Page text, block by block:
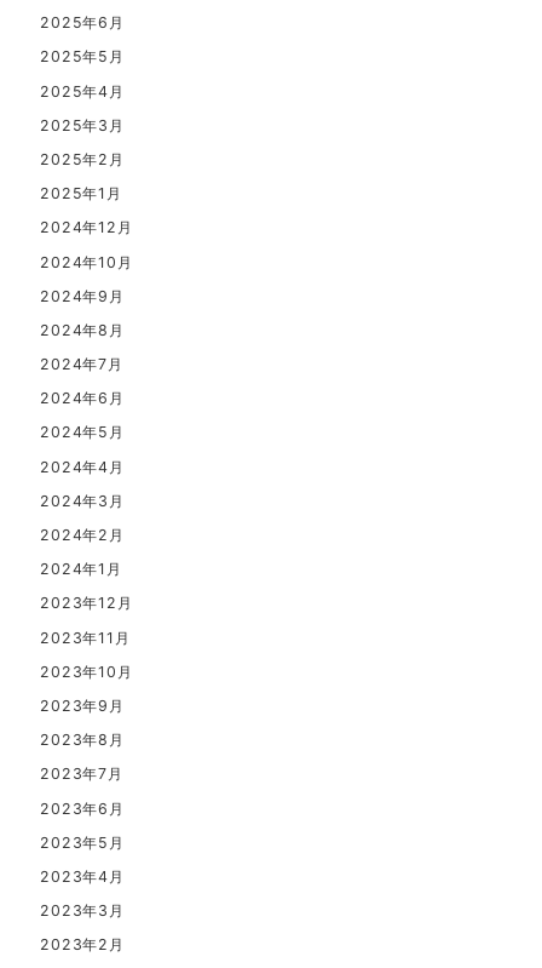
2025年6月
2025年5月
2025年4月
2025年3月
2025年2月
2025年1月
2024年12月
2024年10月
2024年9月
2024年8月
2024年7月
2024年6月
2024年5月
2024年4月
2024年3月
2024年2月
2024年1月
2023年12月
2023年11月
2023年10月
2023年9月
2023年8月
2023年7月
2023年6月
2023年5月
2023年4月
2023年3月
2023年2月